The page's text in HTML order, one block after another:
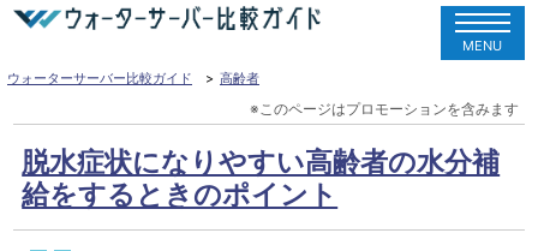
MENU
ウォーターサーバー比較ガイド
高齢者
脱水症状になりやすい高齢者の水分補
給をするときのポイント